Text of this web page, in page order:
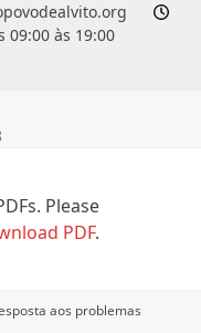
09:00 às 19:00
Please
PDF.
aos problemas